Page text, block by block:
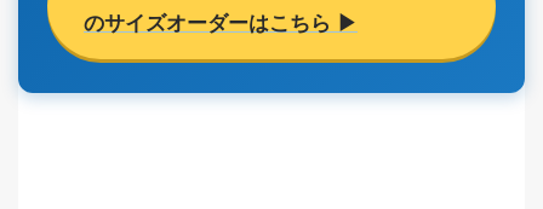
のサイズオーダーはこちら ▶